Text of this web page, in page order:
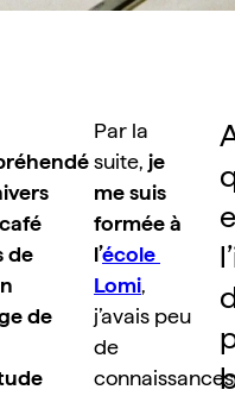
de
de
Par la
suite, je
me suis
formée à
l’école
Lomi,
j’avais peu
de
connaissances